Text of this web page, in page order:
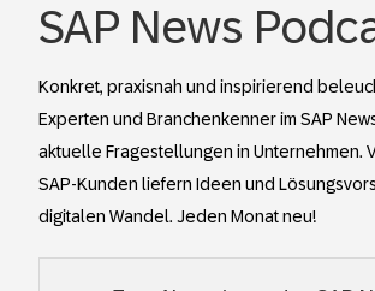
SAP News
Konkret, praxisnah und inspirierend
Experten und Branchenkenner im SAP
aktuelle Fragestellungen in Unternehmen.
SAP-Kunden liefern Ideen und
digitalen Wandel. Jeden Monat neu!